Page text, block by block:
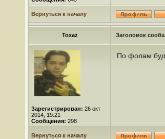
Вернуться к началу
Toxaz Заголовок
Зарегистрирован: 26 окт
2014, 19:21
Сообщения: 298
По фолам
Вернуться к началу